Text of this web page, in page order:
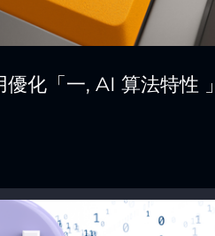
5. AI 的適用優化「一, AI 算法特